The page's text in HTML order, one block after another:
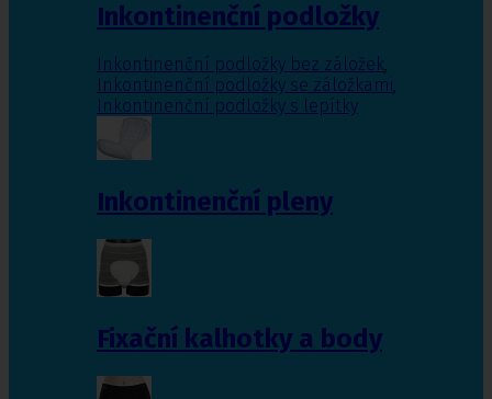
Inkontinenční podložky
Inkontinenční podložky bez záložek,
Inkontinenční podložky se záložkami,
Inkontinenční podložky s lepítky
Inkontinenční pleny
Fixační kalhotky a body